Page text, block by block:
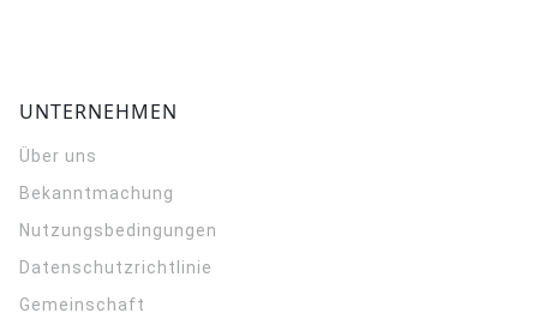
UNTERNEHMEN
Über uns
Bekanntmachung
Nutzungsbedingungen
Datenschutzrichtlinie
Gemeinschaft